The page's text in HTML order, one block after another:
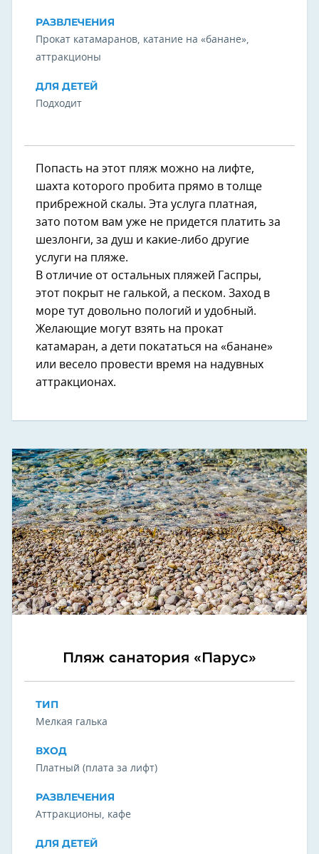
РАЗВЛЕЧЕНИЯ
Прокат катамаранов, катание на «банане»,
аттракционы
ДЛЯ ДЕТЕЙ
Подходит
Попасть на этот пляж можно на лифте,
шахта которого пробита прямо в толще
прибрежной скалы. Эта услуга платная,
зато потом вам уже не придется платить за
шезлонги, за душ и какие-либо другие
услуги на пляже.
В отличие от остальных пляжей Гаспры,
этот покрыт не галькой, а песком. Заход в
море тут довольно пологий и удобный.
Желающие могут взять на прокат
катамаран, а дети покататься на «банане»
или весело провести время на надувных
аттракционах.
Пляж санатория «Парус»
ТИП
Мелкая галька
ВХОД
Платный (плата за лифт)
РАЗВЛЕЧЕНИЯ
Аттракционы, кафе
ДЛЯ ДЕТЕЙ